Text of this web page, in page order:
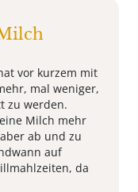
vor kurzem mit
mal weniger,
zu werden.
Milch mehr
ab und zu
auf
da